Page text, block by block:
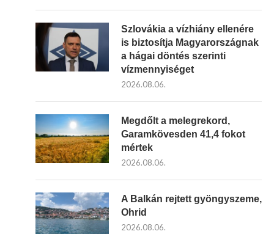
Szlovákia a vízhiány ellenére
is biztosítja Magyarországnak
a hágai döntés szerinti
vízmennyiséget
2026.08.06.
Megdőlt a melegrekord,
Garamkövesden 41,4 fokot
mértek
2026.08.06.
A Balkán rejtett gyöngyszeme,
Ohrid
2026.08.06.